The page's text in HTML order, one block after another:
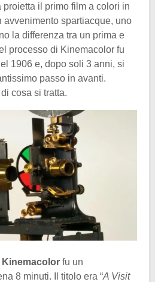
il primo film a colori in
avvenimento spartiacque, uno
la differenza tra un prima e
processo di Kinemacolor fu
1906 e, dopo soli 3 anni, si
passo in avanti.
cosa si tratta.
Kinemacolor fu un
8 minuti. Il titolo era “A Visit